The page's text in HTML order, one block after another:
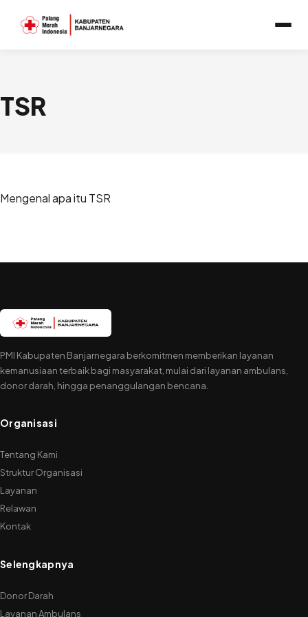
TSR
Mengenal apa itu TSR
PMI Kabupaten Banjarnegara berkomitmen memberikan layanan
kemanusiaan terbaik bagi masyarakat, mulai dari layanan ambulans,
donor darah, hingga penanggulangan bencana.
Organisasi
Tentang Kami
Struktur Organisasi
Layanan
Relawan
Kontak
Selengkapnya
Donor Darah
Layanan Ambulans